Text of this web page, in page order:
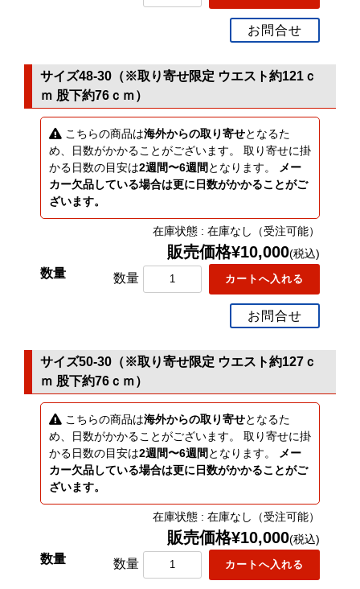
お問合せ
サイズ48-30（※取り寄せ限定 ウエスト約121ｃ
ｍ 股下約76ｃｍ）
こちらの商品は海外からの取り寄せとなるた
め、日数がかかることがございます。 取り寄せに掛
かる日数の目安は2週間〜6週間 となります。
メー
カー欠品している場合は更に日数がかかることがご
ざいます。
在庫状態 : 在庫なし（受注可能）
販売価格¥10,000(税込)
数量
お問合せ
サイズ50-30（※取り寄せ限定 ウエスト約127ｃ
ｍ 股下約76ｃｍ）
こちらの商品は海外からの取り寄せとなるた
め、日数がかかることがございます。 取り寄せに掛
かる日数の目安は2週間〜6週間 となります。
メー
カー欠品している場合は更に日数がかかることがご
ざいます。
在庫状態 : 在庫なし（受注可能）
販売価格¥10,000(税込)
数量